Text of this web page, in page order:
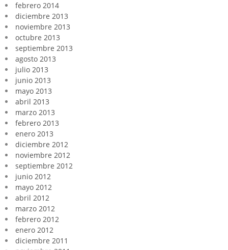
febrero 2014
diciembre 2013
noviembre 2013
octubre 2013
septiembre 2013
agosto 2013
julio 2013
junio 2013
mayo 2013
abril 2013
marzo 2013
febrero 2013
enero 2013
diciembre 2012
noviembre 2012
septiembre 2012
junio 2012
mayo 2012
abril 2012
marzo 2012
febrero 2012
enero 2012
diciembre 2011